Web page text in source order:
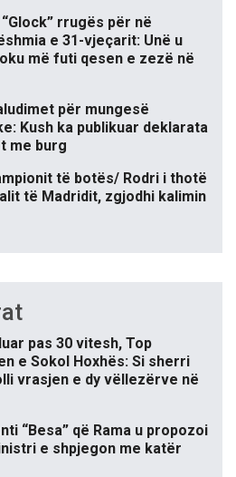
rrugës për në
e 31-vjeçarit: Unë u
më futi qesen e zezë në
për mungesë
Kush ka publikuar deklarata
me burg
të botës/ Rodri i thotë
të Madridit, zgjodhi kalimin
pas 30 vitesh, Top
e Sokol Hoxhës: Si sherri
vrasjen e dy vëllezërve në
“Besa” që Rama u propozoi
e shpjegon me katër